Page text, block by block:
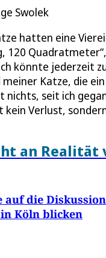
Swolek
hatten eine
120
könnte jederzeit
Katze, die
seit ich
kein Verlust,
an Realität
auf die
Köln blicken